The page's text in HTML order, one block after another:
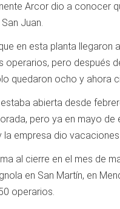
Arcor dio a conocer
Juan.
en esta planta llegaron
operarios, pero después
quedaron ocho y ahora
abierta desde
pero ya en mayo de
la empresa dio
al cierre en el mes de
en San Martín, en
operarios.